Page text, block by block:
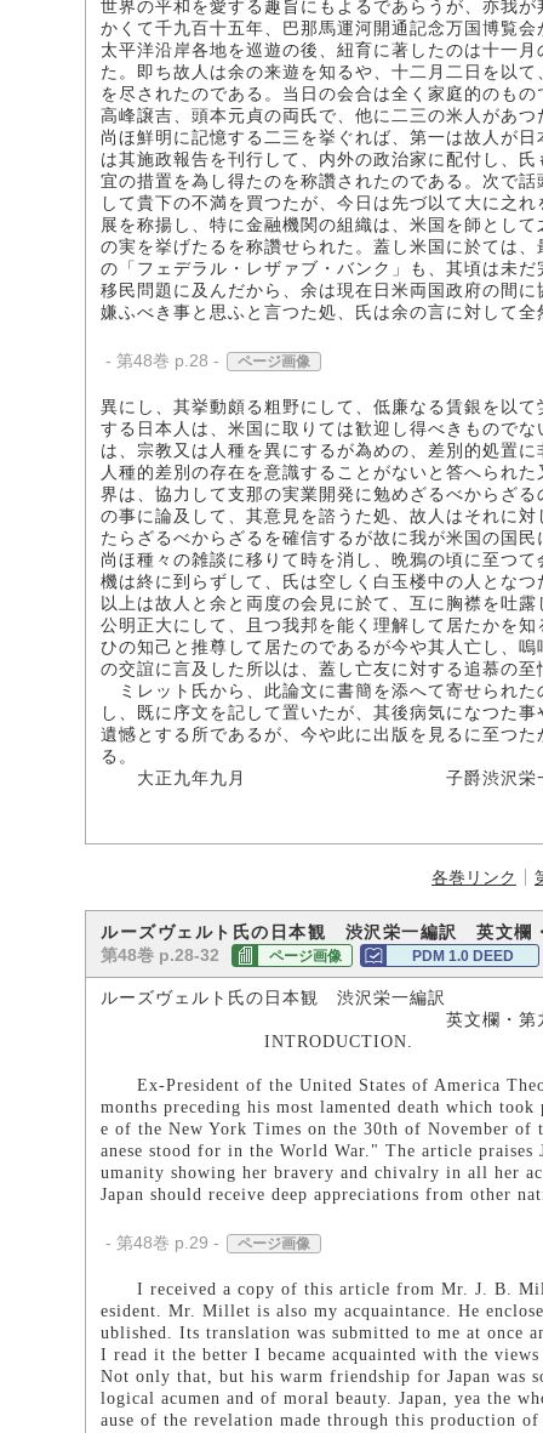
世界の平和を愛する趣旨にもよるであらうが、亦我
かくて千九百十五年、巴那馬運河開通記念万国博覧
太平洋沿岸各地を巡遊の後、紐育に著したのは十一
た。即ち故人は余の来遊を知るや、十二月二日を以
を尽されたのである。当日の会合は全く家庭的のも
高峰譲吉、頭本元貞の両氏で、他に二三の米人があ
尚ほ鮮明に記憶する二三を挙ぐれば、第一は故人が
は其施政報告を刊行して、内外の政治家に配付し、
宜の措置を為し得たのを称讚されたのである。次で
して貴下の不満を買つたが、今日は先づ以て大に之
展を称揚し、特に金融機関の組織は、米国を師とし
の実を挙げたるを称讚せられた。蓋し米国に於ては
の「フェデラル・レザァブ・バンク」も、其頃は未
移民問題に及んだから、余は現在日米両国政府の間
嫌ふべき事と思ふと言つた処、氏は余の言に対して
- 第48巻 p.28 - ページ画像
異にし、其挙動頗る粗野にして、低廉なる賃銀を以
する日本人は、米国に取りては歓迎し得べきもので
は、宗教又は人種を異にするが為めの、差別的処置
人種的差別の存在を意識することがないと答へられ
界は、協力して支那の実業開発に勉めざるべからざ
の事に論及して、其意見を諮うた処、故人はそれに
たらざるべからざるを確信するが故に我が米国の国
尚ほ種々の雑談に移りて時を消し、晩鴉の頃に至つ
機は終に到らずして、氏は空しく白玉楼中の人となつ
以上は故人と余と両度の会見に於て、互に胸襟を吐
公明正大にして、且つ我邦を能く理解して居たかを
ひの知己と推尊して居たのであるが今や其人亡し、
の交誼に言及した所以は、蓋し亡友に対する追慕の
ミレット氏から、此論文に書簡を添へて寄せられ
し、既に序文を記して置いたが、其後病気になつた
遺憾とする所であるが、今や此に出版を見るに至つ
る。
大正九年九月 子爵渋沢栄
各巻リンク
ルーズヴェルト氏の日本観 渋沢栄一編訳 英文
第48巻 p.28-32 ページ画像 PDM 1.0 DEED
ルーズヴェルト氏の日本観 渋沢栄一編訳
英文欄・第九―一五頁
INTRODUCTION.
Ex-President of the United States of America
months preceding his most lamented death which
e of the New York Times on the 30th of November of
anese stood for in the World War." The article
umanity showing her bravery and chivalry in all her
Japan should receive deep appreciations from other
- 第48巻 p.29 - ページ画像
I received a copy of this article from Mr. J. B.
esident. Mr. Millet is also my acquaintance. He
ublished. Its translation was submitted to me at once
I read it the better I became acquainted with the
Not only that, but his warm friendship for Japan was
logical acumen and of moral beauty. Japan, yea the
ause of the revelation made through this production